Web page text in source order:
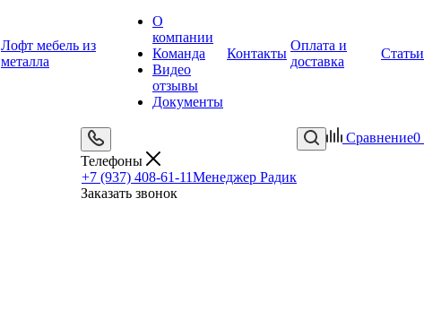
Лофт мебель из
металла
О
компании
Команда
Видео
отзывы
Документы
Контакты
Оплата и
доставка
Статьи
Сравнение0
Телефоны
+7 (937) 408-61-11Менеджер Радик
Заказать звонок